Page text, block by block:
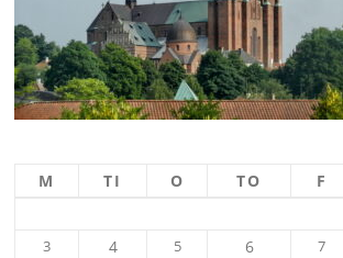
M TI O TO F
3
4 5 6 7